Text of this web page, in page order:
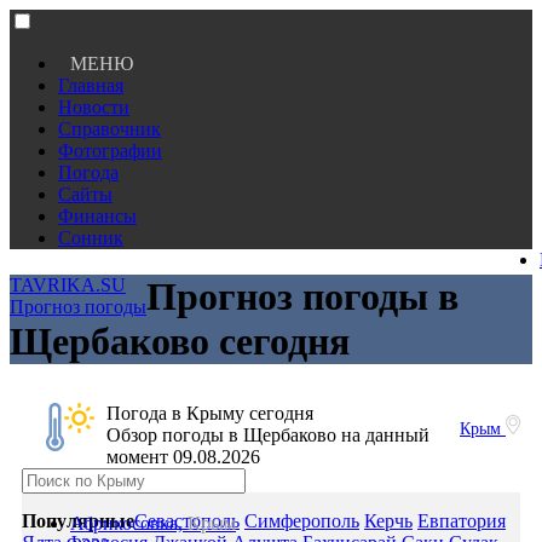
МЕНЮ
Главная
Новости
Справочник
Фотографии
Погода
Сайты
Финансы
Сонник
TAVRIKA.SU
Прогноз погодыПрогноз погоды в
Щербаково сегодня
Крым
Погода в Крыму сегодня
Обзор погоды в Щербаково на данный
момент 09.08.2026
Абрикосовка,Крым
ПопулярныеСевастополь Симферополь Керчь Евпатория